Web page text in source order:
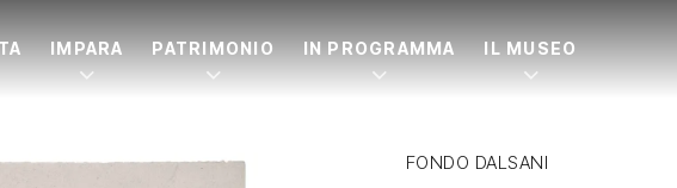
IMPARA PATRIMONIO IN PROGRAMMA IL MUSEO
FONDO DALSANI